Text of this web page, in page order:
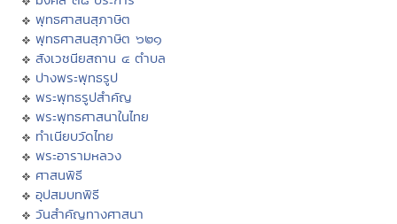
พุทธศาสนสุภาษิต
พุทธศาสนสุภาษิต ๖๒๑
สังเวชนียสถาน ๔ ตำบล
ปางพระพุทธรูป
พระพุทธรูปสำคัญ
พระพุทธศาสนาในไทย
ทำเนียบวัดไทย
พระอารามหลวง
ศาสนพิธี
อุปสมบทพิธี
วันสำคัญทางศาสนา